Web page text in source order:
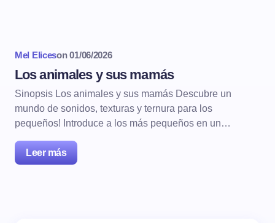
Mel Eliceson 01/06/2026
Los animales y sus mamás
Sinopsis Los animales y sus mamás Descubre un
mundo de sonidos, texturas y ternura para los
pequeños! Introduce a los más pequeños en un…
Leer más